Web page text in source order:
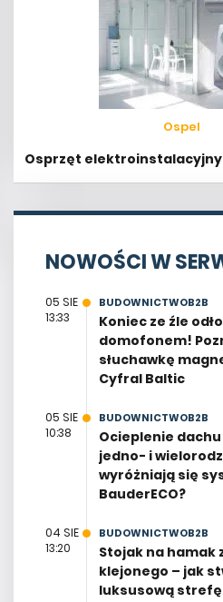
Ospel
Osprzęt elektroinstalacyjny
NOWOŚCI W
05 SIE
13:33
BUDOWNICTWOB2B
Koniec ze źle
domofonem!
słuchawkę
Cyfral Baltic
05 SIE
10:38
BUDOWNICTWOB2B
Ocieplenie
jedno- i
wyróżniają się
BauderECO?
04 SIE
13:20
BUDOWNICTWOB2B
Stojak na hamak
klejonego – jak
luksusową